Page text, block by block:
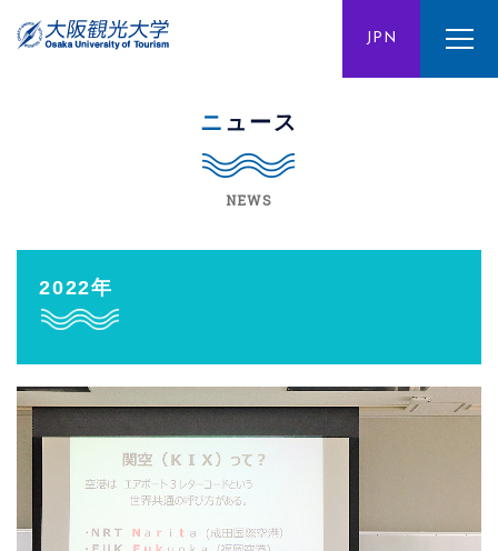
JPN
ENG CHN
ニュース
NEWS
2022年